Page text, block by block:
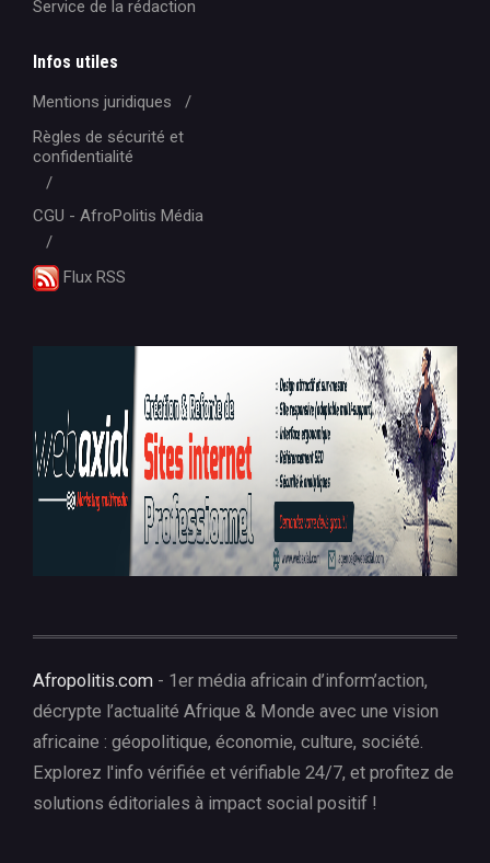
Service de la rédaction
Infos utiles
Mentions juridiques
Règles de sécurité et
confidentialité
CGU - AfroPolitis Média
Flux RSS
Afropolitis.com - 1er média africain d’inform’action,
décrypte l’actualité Afrique & Monde avec une vision
africaine : géopolitique, économie, culture, société.
Explorez l'info vérifiée et vérifiable 24/7, et profitez de
solutions éditoriales à impact social positif !